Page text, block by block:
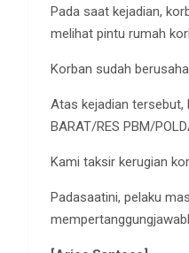
Pada saat kejadian,
melihat pintu rumah
Korban sudah
Atas kejadian tersebut,
BARAT/RES PBM/
Kami taksir kerugian
Padasaatini, pelaku